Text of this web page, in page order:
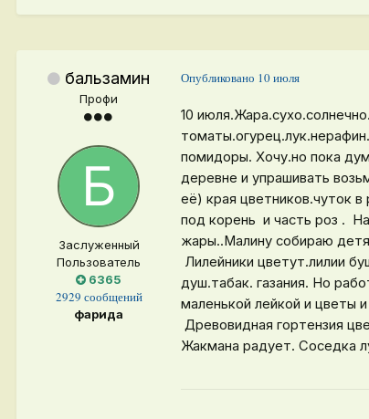
бальзамин
Профи
Заслуженный
Пользователь
6365
2929 сообщений
фарида
Опубликовано 10 июля
10
помидоры. Хочу.но пока
деревне и упрашивать
её) края цветников.чуток
под корень и часть роз .
жары..Малину собираю
Лилейники цветут.лилии
душ.табак. газания. Но
маленькой лейкой и цветы
Древовидная гортензия
Жакмана радует. Соседка